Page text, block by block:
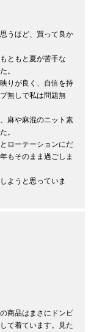
うほど、買って良か
ともと夏が苦手な
。
りが良く、自信を持
無しで私は問題無
麻や麻混のニット素
。
ローテーションにだ
もそのまま過ごしま
ようと思っていま
商品はまさにドンピ
て着ています。見た